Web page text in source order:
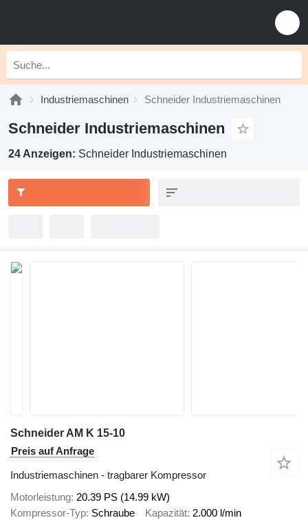
Industriemaschinen Schneider Industriemaschinen
Schneider Industriemaschinen
24 Anzeigen: Schneider Industriemaschinen
Schneider AM K 15-10
Preis auf Anfrage
Industriemaschinen - tragbarer Kompressor
Motorleistung 20.39 PS (14.99 kW)
Kompressor-Typ Schraube Kapazität 2.000 l/min